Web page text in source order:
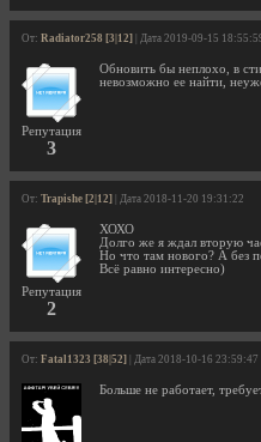
От: Radiator258 [3|12] | Дата 2019-09-15
Репутация
3
Обновить бы неплохо, в
невозможно ее найти,
От: Trapishe [2|12] | Дата 2018-11-20 19:31:22
Репутация
2
ХОХО
Долго же я ждал вторую
Но что там нового? А без
Всё равно интересно)
От: Fatal1323 [38|52] | Дата 2018-10-16 23:59:47
Больше не работает,